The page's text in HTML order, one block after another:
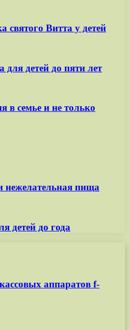
святого Витта у детей
для детей до пяти лет
в семье и не только
нежелательная пища
детей до года
аппаратов f-